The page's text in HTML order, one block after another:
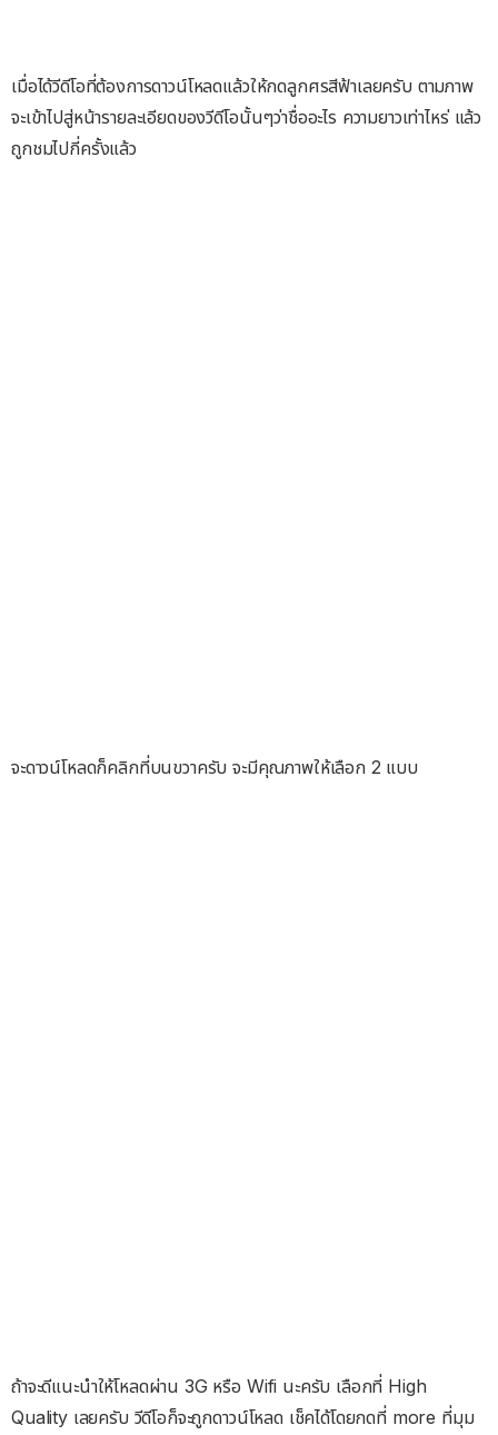
เมื่อได้วีดีโอที่ต้องการดาวน์โหลดแล้วให้กดลูกศรสีฟ้าเลยครับ ตามภาพ
จะเข้าไปสู่หน้ารายละเอียดของวีดีโอนั้นๆว่าชื่ออะไร ความยาวเท่าไหร่ แล้ว
ถูกชมไปกี่ครั้งแล้ว
จะดาวน์โหลดก็คลิกที่บนขวาครับ จะมีคุณภาพให้เลือก 2 แบบ
ถ้าจะดีแนะนำให้โหลดผ่าน 3G หรือ Wifi นะครับ เลือกที่ High
Quality เลยครับ วีดีโอก็จะถูกดาวน์โหลด เช็คได้โดยกดที่ more ที่มุม